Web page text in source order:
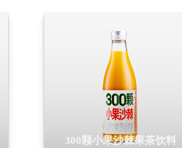
300颗小果沙棘果茶饮料